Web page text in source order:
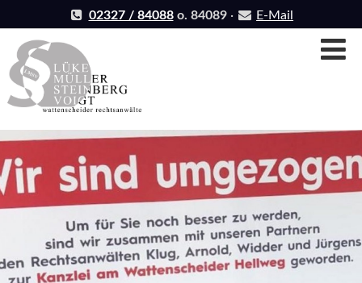
to
content
02327 / 84088o. 84089· E-Mail